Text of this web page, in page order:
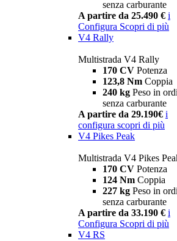
senza carburante
A partire da 25.490 € i
Configura Scopri di più
V4 Rally
Multistrada V4 Rally
170 CV Potenza
123,8 Nm Coppia
240 kg Peso in
senza carburante
A partire da 29.190€ i
configura scopri di più
V4 Pikes Peak
Multistrada V4 Pikes
170 CV Potenza
124 Nm Coppia
227 kg Peso in
senza carburante
A partire da 33.190 € i
Configura Scopri di più
V4 RS